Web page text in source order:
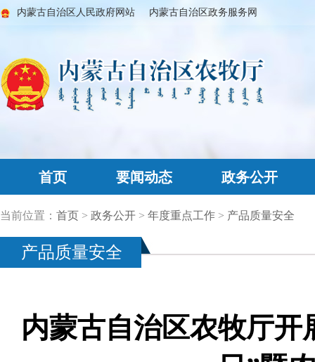
内蒙古自治区人民政府网站 内蒙古自治区政务服务网
首页 要闻动态 政务公开
当前位置： 首页 > 政务公开 > 年度重点工作 > 产品质量安全
产品质量安全
内蒙古自治区农牧厅